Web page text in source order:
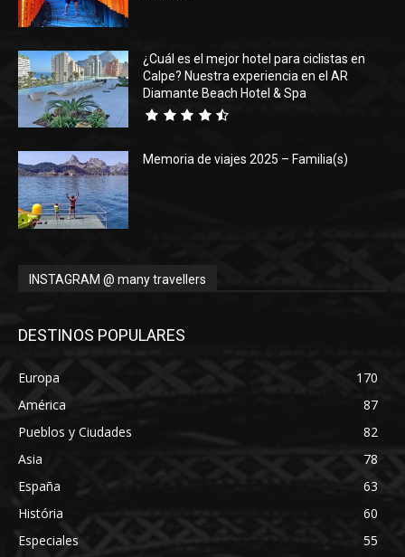
¿Cuál es el mejor hotel para ciclistas en
Calpe? Nuestra experiencia en el AR
Diamante Beach Hotel & Spa
Memoria de viajes 2025 – Familia(s)
INSTAGRAM @ many travellers
DESTINOS POPULARES
Europa
170
América
87
Pueblos y Ciudades
82
Asia
78
España
63
História
60
Especiales
55